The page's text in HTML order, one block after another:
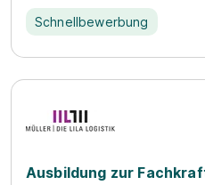
Schnellbewerbung
Ausbildung zur